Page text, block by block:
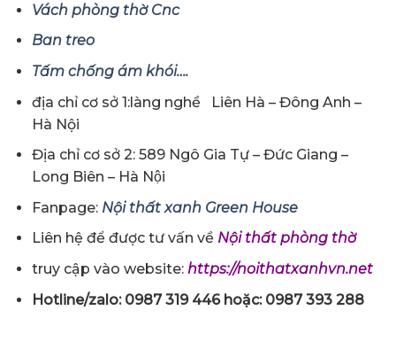
Vách phòng thờ Cnc
Ban treo
Tấm chống ám khói….
địa chỉ cơ sở 1:làng nghề Liên Hà – Đông Anh –
Hà Nội
Địa chỉ cơ sở 2: 589 Ngô Gia Tự – Đức Giang –
Long Biên – Hà Nội
Fanpage: Nội thất xanh Green House
Liên hệ để được tư vấn về Nội thất phòng thờ
truy cập vào website: https://noithatxanhvn.net
Hotline/zalo: 0987 319 446 hoặc: 0987 393 288